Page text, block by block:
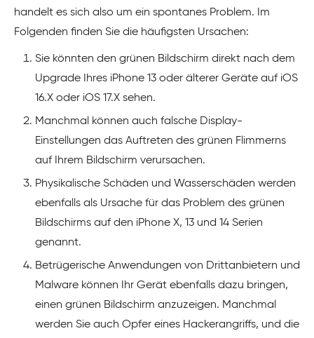
handelt es sich also um ein spontanes Problem. Im
Folgenden finden Sie die häufigsten Ursachen:
Sie könnten den grünen Bildschirm direkt nach dem
Upgrade Ihres iPhone 13 oder älterer Geräte auf iOS
16.X oder iOS 17.X sehen.
Manchmal können auch falsche Display-
Einstellungen das Auftreten des grünen Flimmerns
auf Ihrem Bildschirm verursachen.
Physikalische Schäden und Wasserschäden werden
ebenfalls als Ursache für das Problem des grünen
Bildschirms auf den iPhone X, 13 und 14 Serien
genannt.
Betrügerische Anwendungen von Drittanbietern und
Malware können Ihr Gerät ebenfalls dazu bringen,
einen grünen Bildschirm anzuzeigen. Manchmal
werden Sie auch Opfer eines Hackerangriffs, und die